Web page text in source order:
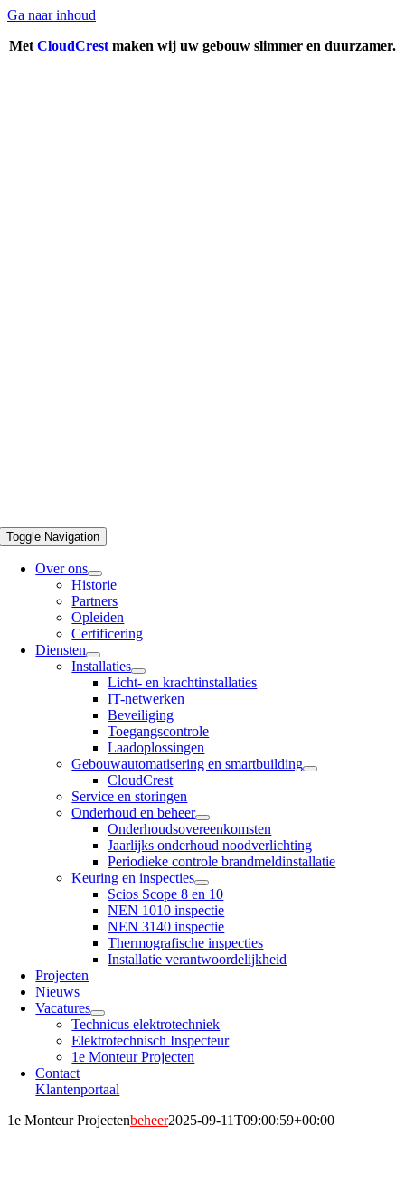
Ga naar inhoud
Met CloudCrest maken wij uw gebouw slimmer en duurzamer.
Toggle Navigation
Over ons
Historie
Partners
Opleiden
Certificering
Diensten
Installaties
Licht- en krachtinstallaties
IT-netwerken
Beveiliging
Toegangscontrole
Laadoplossingen
Gebouwautomatisering en smartbuilding
CloudCrest
Service en storingen
Onderhoud en beheer
Onderhoudsovereenkomsten
Jaarlijks onderhoud noodverlichting
Periodieke controle brandmeldinstallatie
Keuring en inspecties
Scios Scope 8 en 10
NEN 1010 inspectie
NEN 3140 inspectie
Thermografische inspecties
Installatie verantwoordelijkheid
Projecten
Nieuws
Vacatures
Technicus elektrotechniek
Elektrotechnisch Inspecteur
1e Monteur Projecten
Contact
Klantenportaal
1e Monteur Projectenbeheer2025-09-11T09:00:59+00:00